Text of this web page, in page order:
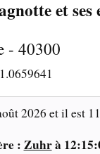
et ses
- 40300
2026 et il est
:Zuhrà